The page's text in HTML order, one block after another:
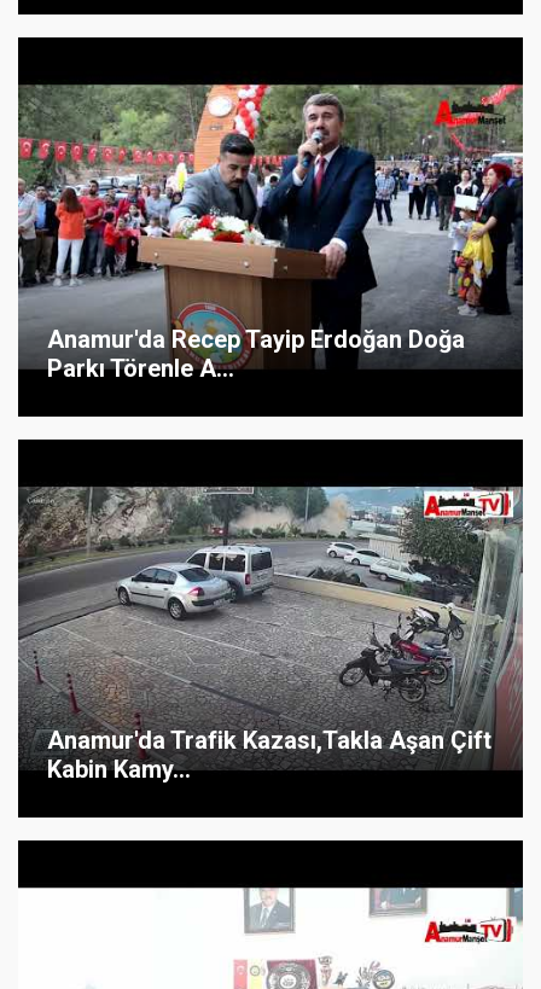
Anamur'da Recep Tayip Erdoğan Doğa
Parkı Törenle A...
Anamur'da Trafik Kazası,Takla Aşan Çift
Kabin Kamy...